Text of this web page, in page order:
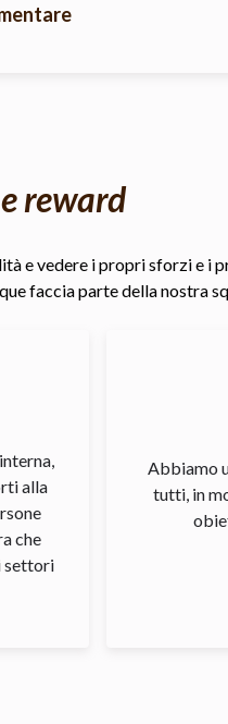
reward
e vedere i propri sforzi e
faccia parte della nostra
alla
che
settori
Abbiamo
tutti, in